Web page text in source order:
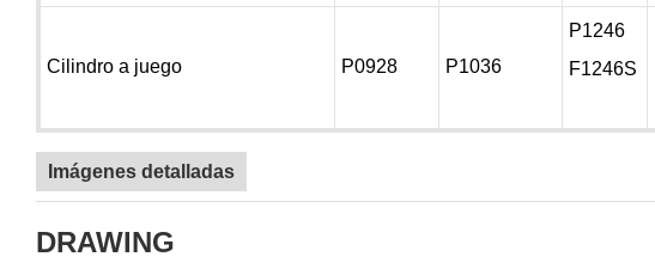
Cilindro a juego P0928 P1036
P1246
F1246S
Imágenes detalladas
DRAWING